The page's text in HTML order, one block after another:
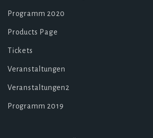
Programm 2020
Products Page
Tickets
Veranstaltungen
Veranstaltungen2
Programm 2019